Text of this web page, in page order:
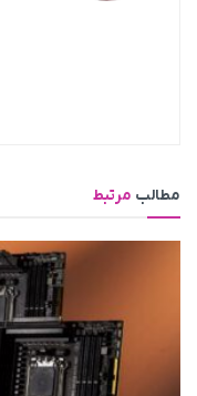
مطالب مرتبط